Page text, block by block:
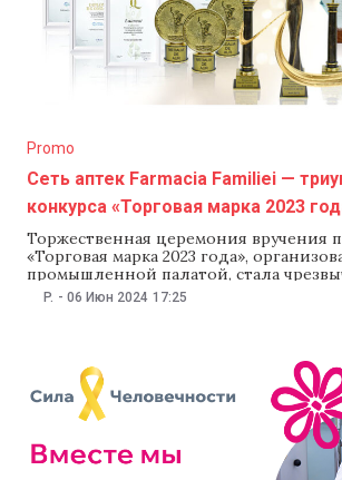
Promo
Сеть аптек Farmacia Familiei —
конкурса «Торговая марка 2023
Торжественная церемония вручения
«Торговая марка 2023 года»,
промышленной палатой, стала
успешной для сети аптек Farmacia
восьми категориях. В номинации
бренд удостоился приза «Богиня
P. - 06 Июн 2024 17:25